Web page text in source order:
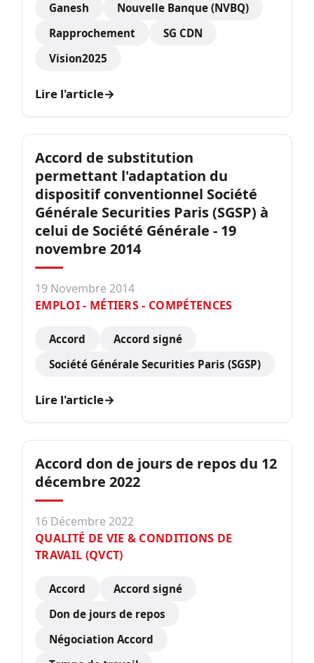
Ganesh
Nouvelle Banque (NVBQ)
Rapprochement
SG CDN
Vision2025
Lire l'article→
Accord de substitution
permettant l'adaptation du
dispositif conventionnel Société
Générale Securities Paris (SGSP) à
celui de Société Générale - 19
novembre 2014
19 Novembre 2014
EMPLOI - MÉTIERS - COMPÉTENCES
Accord
Accord signé
Société Générale Securities Paris (SGSP)
Lire l'article→
Accord don de jours de repos du 12
décembre 2022
16 Décembre 2022
QUALITÉ DE VIE & CONDITIONS DE
TRAVAIL (QVCT)
Accord
Accord signé
Don de jours de repos
Négociation Accord